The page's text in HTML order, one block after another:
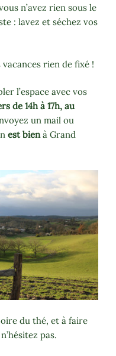
n’avez rien sous le
: lavez et séchez vos
rien de fixé !
l’espace avec vos
de 14h à 17h, au
un mail ou
est bienà Grand
du thé, et à faire
pas.